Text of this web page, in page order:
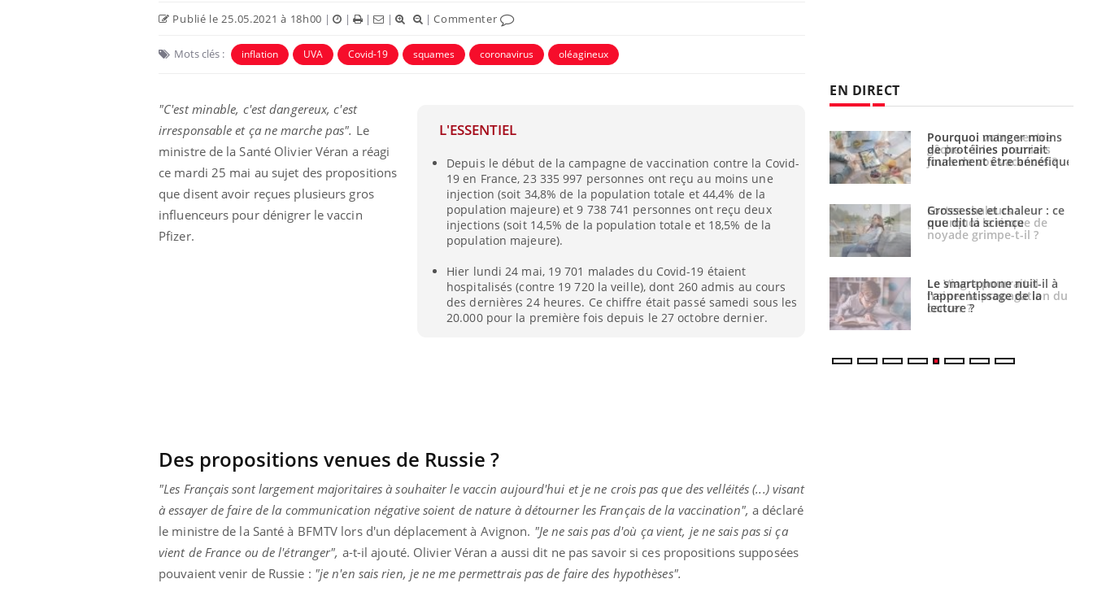
Publié le 25.05.2021 à 18h00 | | | | |Commenter
Mots clés : inflation UVA Covid-19 squames coronavirus oléagineux
L'ESSENTIEL
Depuis le début de la campagne de vaccination contre la Covid-
19 en France, 23 335 997 personnes ont reçu au moins une
injection (soit 34,8% de la population totale et 44,4% de la
population majeure) et 9 738 741 personnes ont reçu deux
injections (soit 14,5% de la population totale et 18,5% de la
population majeure).
Hier lundi 24 mai, 19 701 malades du Covid-19 étaient
hospitalisés (contre 19 720 la veille), dont 260 admis au cours
des dernières 24 heures. Ce chiffre était passé samedi sous les
20.000 pour la première fois depuis le 27 octobre dernier.
"C'est minable, c'est dangereux, c'est
irresponsable et ça ne marche pas". Le
ministre de la Santé Olivier Véran a réagi
ce mardi 25 mai au sujet des propositions
que disent avoir reçues plusieurs gros
influenceurs pour dénigrer le vaccin
Pfizer.
Des propositions venues de Russie ?
"Les Français sont largement majoritaires à souhaiter le vaccin aujourd'hui et je ne crois pas que des velléités (...) visant
à essayer de faire de la communication négative soient de nature à détourner les Français de la vaccination", a déclaré
le ministre de la Santé à BFMTV lors d'un déplacement à Avignon. "Je ne sais pas d'où ça vient, je ne sais pas si ça
vient de France ou de l'étranger", a-t-il ajouté. Olivier Véran a aussi dit ne pas savoir si ces propositions supposées
pouvaient venir de Russie : "je n'en sais rien, je ne me permettrais pas de faire des hypothèses".
EN DIRECT
Cancer colorectal : une
stratégie simple aurait
changé la donne au Pays
basque
Chikungunya, dengue,
West Nile : que se passe-
Cytomégalovirus : ce qui
charge des femmes
enceintes
La sieste empêche-t-elle
de dormir la nuit ?
VIH : la fin du comprimé
tous les jours se profile-t-
elle enfin ?
jours de vos vacances ?
Fortes chaleurs :
pourquoi le risque de
noyade grimpe-t-il ?
Le Viagra pourrait-il
freiner la propagation du
cancer ?
Pourquoi manger moins
de protéines pourrait
finalement être bénéfique
Grossesse et chaleur : ce
que dit la science
Le smartphone nuit-il à
l'apprentissage de la
lecture ?